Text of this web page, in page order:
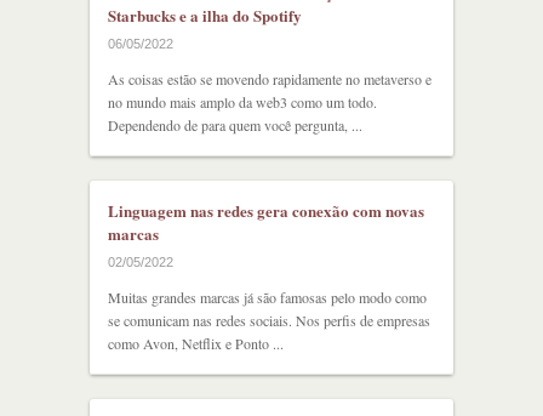
Starbucks e a ilha do Spotify
06/05/2022
As coisas estão se movendo rapidamente no metaverso e
no mundo mais amplo da web3 como um todo.
Dependendo de para quem você pergunta, ...
Linguagem nas redes gera conexão com novas
marcas
02/05/2022
Muitas grandes marcas já são famosas pelo modo como
se comunicam nas redes sociais. Nos perfis de empresas
como Avon, Netflix e Ponto ...